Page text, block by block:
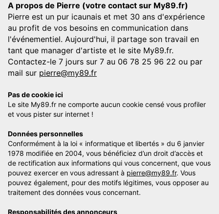
A propos de Pierre (votre contact sur My89.fr)
Pierre est un pur icaunais et met 30 ans d'expérience
au profit de vos besoins en communication dans
l'événementiel. Aujourd'hui, il partage son travail en
tant que manager d'artiste et le site My89.fr.
Contactez-le 7 jours sur 7 au 06 78 25 96 22 ou par
mail sur pierre@my89.fr
Pas de cookie ici
Le site My89.fr ne comporte aucun cookie censé vous profiler
et vous pister sur internet !
Données personnelles
Conformément à la loi « informatique et libertés » du 6 janvier
1978 modifiée en 2004, vous bénéficiez d’un droit d’accès et
de rectification aux informations qui vous concernent, que vous
pouvez exercer en vous adressant à pierre@my89.fr. Vous
pouvez également, pour des motifs légitimes, vous opposer au
traitement des données vous concernant.
Responsabilités des annonceurs